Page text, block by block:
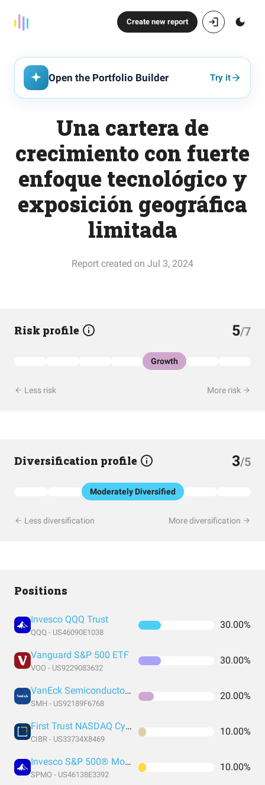
Create new report
Open the Portfolio Builder Try it
Una cartera de
crecimiento con fuerte
enfoque tecnológico y
exposición geográfica
limitada
Report created on Jul 3, 2024
Risk profile 5/7
Growth
Less risk More risk
Diversification profile 3/5
Moderately Diversified
Less diversification More diversification
Positions
Invesco QQQ Trust
QQQ - US46090E1038
30.00%
Vanguard S&P 500 ETF
VOO - US9229083632
30.00%
VanEck Semiconductor ETF
SMH - US92189F6768
20.00%
First Trust NASDAQ Cybersecurity ETF
CIBR - US33734X8469
10.00%
Invesco S&P 500® Momentum ETF
SPMO - US46138E3392
10.00%